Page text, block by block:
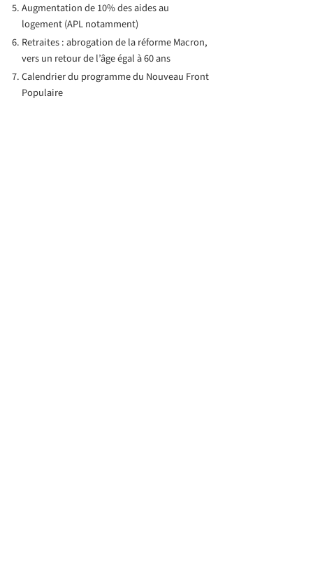
Augmentation de 10% des aides au
logement (APL notamment)
Retraites : abrogation de la réforme Macron,
vers un retour de l’âge égal à 60 ans
Calendrier du programme du Nouveau Front
Populaire